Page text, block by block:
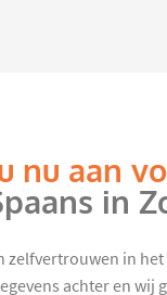
nu aan
in
zelfvertrouwen in
achter en wij